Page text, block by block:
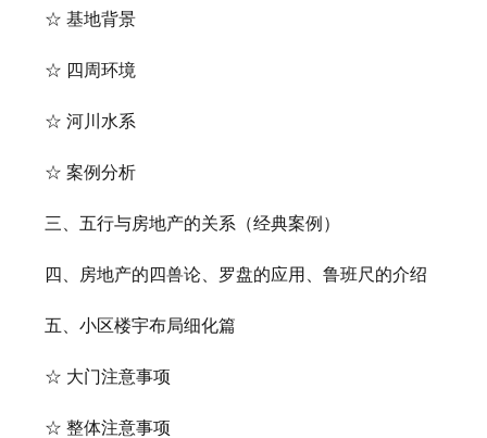
☆ 基地背景
☆ 四周环境
☆ 河川水系
☆ 案例分析
三、五行与房地产的关系（经典案例）
四、房地产的四兽论、罗盘的应用、鲁班尺的介绍
五、小区楼宇布局细化篇
☆ 大门注意事项
☆ 整体注意事项